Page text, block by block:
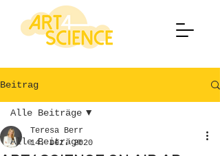
Beitrag
Alle Beiträge
Alle Beiträge
Teresa Berr
14. Dez. 2020